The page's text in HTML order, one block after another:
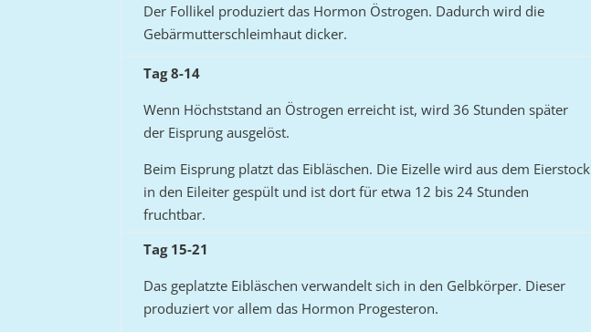
Der Follikel produziert das Hormon Östrogen. Dadurch wird die
Gebärmutterschleimhaut dicker.
Tag 8-14
Wenn Höchststand an Östrogen erreicht ist, wird 36 Stunden später
der Eisprung ausgelöst.
Beim Eisprung platzt das Eibläschen. Die Eizelle wird aus dem Eierstock
in den Eileiter gespült und ist dort für etwa 12 bis 24 Stunden
fruchtbar.
Tag 15-21
Das geplatzte Eibläschen verwandelt sich in den Gelbkörper. Dieser
produziert vor allem das Hormon Progesteron.